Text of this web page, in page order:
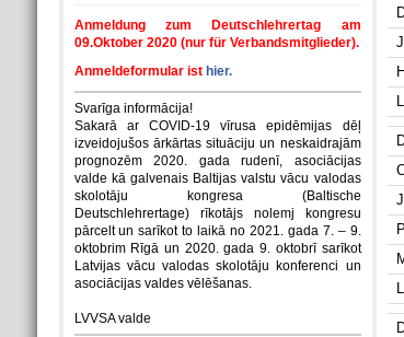
Anmeldung zum Deutschlehrertag am
09.Oktober 2020 (nur für Verbandsmitglieder).
Anmeldeformular ist hier.
Svarīga informācija!
Sakarā ar COVID-19 vīrusa epidēmijas dēļ
izveidojušos ārkārtas situāciju un neskaidrajām
prognozēm 2020. gada rudenī, asociācijas
valde kā galvenais Baltijas valstu vācu valodas
skolotāju kongresa (Baltische
Deutschlehrertage) rīkotājs nolemj kongresu
pārcelt un sarīkot to laikā no 2021. gada 7. – 9.
oktobrim Rīgā un 2020. gada 9. oktobrī sarīkot
Latvijas vācu valodas skolotāju konferenci un
asociācijas valdes vēlēšanas.
LVVSA valde